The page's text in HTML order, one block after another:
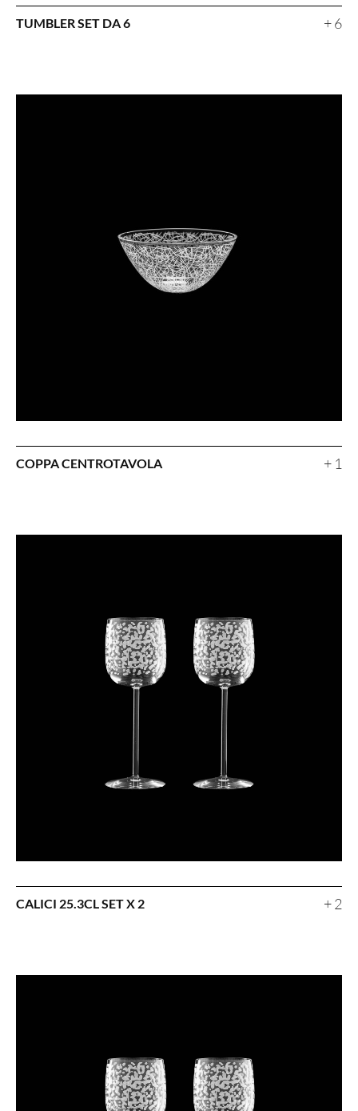
TUMBLER SET DA 6 + 6
COPPA CENTROTAVOLA + 1
CALICI 25.3CL SET X 2 + 2